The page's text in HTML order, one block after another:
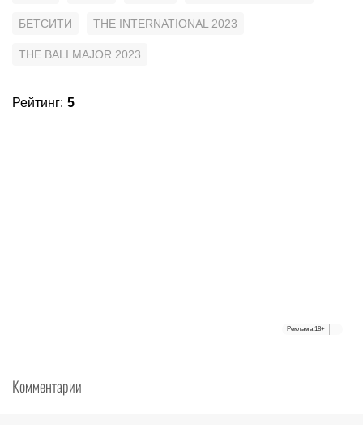
БЕТСИТИ THE INTERNATIONAL 2023
THE BALI MAJOR 2023
Рейтинг: 5
Реклама 18+
Комментарии